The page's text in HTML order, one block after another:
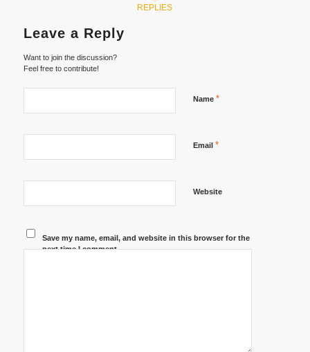
REPLIES
Leave a Reply
Want to join the discussion?
Feel free to contribute!
Name *
Email *
Website
Save my name, email, and website in this browser for the
next time I comment.